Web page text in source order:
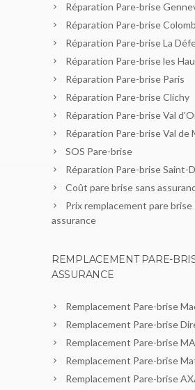
Réparation Pare-brise
Réparation Pare-brise
Réparation Pare-brise La
Réparation Pare-brise les
Réparation Pare-brise Paris
Réparation Pare-brise Clichy
Réparation Pare-brise Val
Réparation Pare-brise Val de
SOS Pare-brise
Réparation Pare-brise Saint-
Coût pare brise sans
Prix remplacement pare brise
assurance
REMPLACEMENT PARE-
ASSURANCE
Remplacement Pare-brise
Remplacement Pare-brise
Remplacement Pare-brise
Remplacement Pare-brise
Remplacement Pare-brise